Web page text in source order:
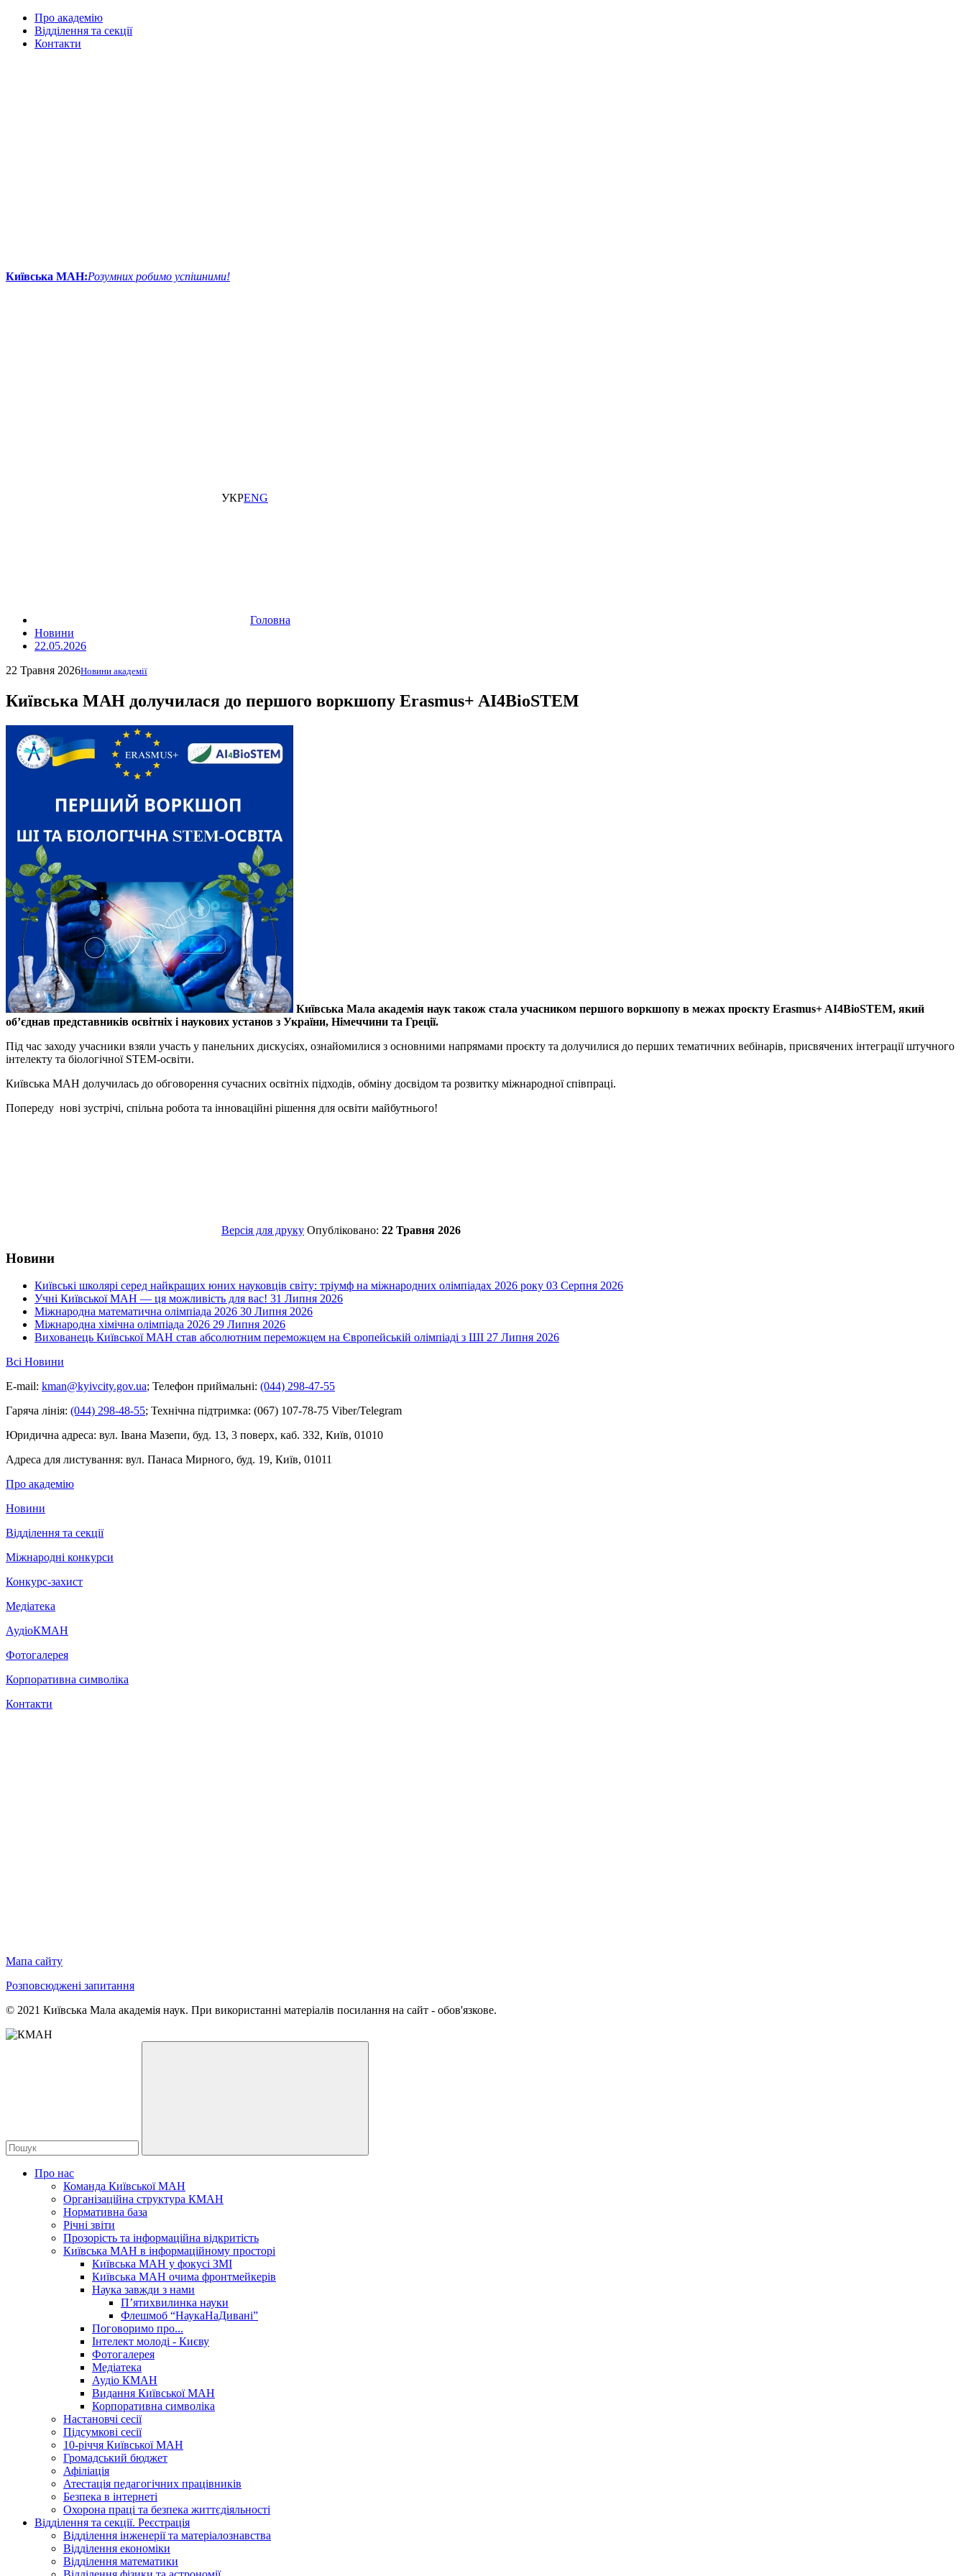
Про академію
Відділення та секції
Контакти
Київська МАН:Розумних робимо успішними!
УКРENG
Головна
Новини
22.05.2026
22 Травня 2026Новини академії
Київська МАН долучилася до першого воркшопу Erasmus+ AI4BioSTEM
Київська Мала академія наук також стала учасником першого воркшопу в межах проєкту Erasmus+ AI4BioSTEM, який
об’єднав представників освітніх і наукових установ з України, Німеччини та Греції.
Під час заходу учасники взяли участь у панельних дискусіях, ознайомилися з основними напрямами проєкту та долучилися до перших тематичних вебінарів, присвячених інтеграції штучного
інтелекту та біологічної STEM-освіти.
Київська МАН долучилась до обговорення сучасних освітніх підходів, обміну досвідом та розвитку міжнародної співпраці.
Попереду нові зустрічі, спільна робота та інноваційні рішення для освіти майбутнього!
Версія для друку Опубліковано: 22 Травня 2026
Новини
Київські школярі серед найкращих юних науковців світу: тріумф на міжнародних олімпіадах 2026 року 03 Серпня 2026
Учні Київської МАН — ця можливість для вас! 31 Липня 2026
Міжнародна математична олімпіада 2026 30 Липня 2026
Міжнародна хімічна олімпіада 2026 29 Липня 2026
Вихованець Київської МАН став абсолютним переможцем на Європейській олімпіаді з ШІ 27 Липня 2026
Всі Новини
E-mail: kman@kyivcity.gov.ua; Телефон приймальні: (044) 298-47-55
Гаряча лінія: (044) 298-48-55; Технічна підтримка: (067) 107-78-75 Viber/Telegram
Юридична адреса: вул. Івана Мазепи, буд. 13, 3 поверх, каб. 332, Київ, 01010
Адреса для листування: вул. Панаса Мирного, буд. 19, Київ, 01011
Про академію
Новини
Відділення та секції
Міжнародні конкурси
Конкурс-захист
Медіатека
АудіоКМАН
Фотогалерея
Корпоративна символіка
Контакти
Мапа сайту
Розповсюджені запитання
© 2021 Київська Мала академія наук. При використанні матеріалів посилання на сайт - обов'язкове.
Про нас
Команда Київської МАН
Організаційна структура КМАН
Нормативна база
Річні звіти
Прозорість та інформаційна відкритість
Київська МАН в інформаційному просторі
Київська МАН у фокусі ЗМІ
Київська МАН очима фронтмейкерів
Наука завжди з нами
П’ятихвилинка науки
Флешмоб “НаукаНаДивані”
Поговоримо про...
Інтелект молоді - Києву
Фотогалерея
Медіатека
Аудіо КМАН
Видання Київської МАН
Корпоративна символіка
Настановчі сесії
Підсумкові сесії
10-річчя Київської МАН
Громадський бюджет
Афіліація
Атестація педагогічних працівників
Безпека в інтернеті
Охорона праці та безпека життєдіяльності
Відділення та секції. Реєстрація
Відділення інженерії та матеріалознавства
Відділення економіки
Відділення математики